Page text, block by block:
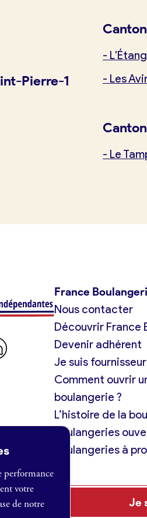
Pierre-1
-
- Les
- Le
France
Nous contacter
Découvrir France
Devenir adhérent
Je suis fournisseur
Comment ouvrir
boulangerie ?
L’histoire de la
Boulangeries
Boulangeries à
Je
performance
votre
de notre